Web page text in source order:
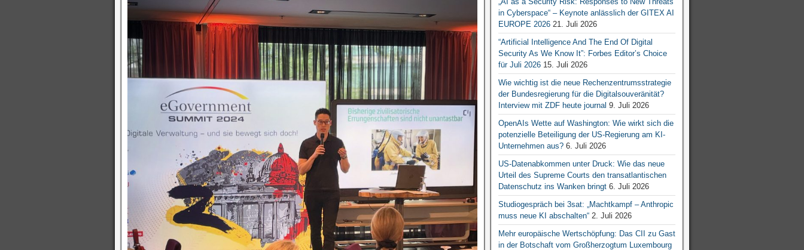
in Cyberspace“ – Keynote anlässlich der GITEX AI
EUROPE 2026 21. Juli 2026
“Artificial Intelligence And The End Of Digital
Security As We Know It”: Forbes Editor’s Choice
für Juli 2026 15. Juli 2026
Wie wichtig ist die neue Rechenzentrumsstrategie
der Bundesregierung für die Digitalsouveränität?
Interview mit ZDF heute journal 9. Juli 2026
OpenAIs Wette auf Washington: Wie wirkt sich die
potenzielle Beteiligung der US-Regierung am KI-
Unternehmen aus? 6. Juli 2026
US-Datenabkommen unter Druck: Wie das neue
Urteil des Supreme Courts den transatlantischen
Datenschutz ins Wanken bringt 6. Juli 2026
Studiogespräch bei 3sat: „Machtkampf – Anthropic
muss neue KI abschalten“ 2. Juli 2026
Mehr europäische Wertschöpfung: Das CII zu Gast
in der Botschaft vom Großherzogtum Luxembourg